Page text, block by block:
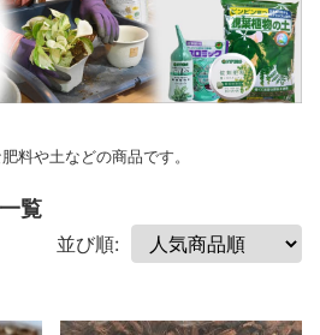
料や土などの商品です。
覧
並び順: